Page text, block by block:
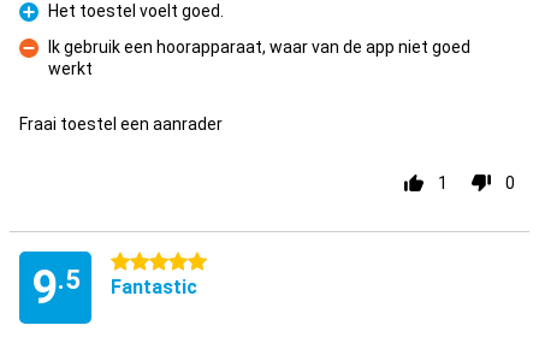
Pro
Het toestel voelt goed.
Con
Ik gebruik een hoorapparaat, waar van de app niet goed
werkt
Fraai toestel een aanrader
1 0
9.5
5 stars
Fantastic